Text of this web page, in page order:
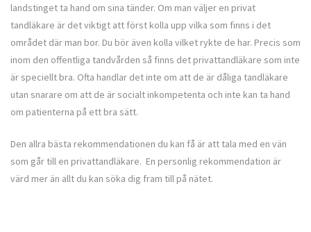
landstinget ta hand om sina tänder. Om man väljer en privat
tandläkare är det viktigt att först kolla upp vilka som finns i det
området där man bor. Du bör även kolla vilket rykte de har. Precis som
inom den offentliga tandvården så finns det privattandläkare som inte
är speciellt bra. Ofta handlar det inte om att de är dåliga tandläkare
utan snarare om att de är socialt inkompetenta och inte kan ta hand
om patienterna på ett bra sätt.
Den allra bästa rekommendationen du kan få är att tala med en vän
som går till en privattandläkare. En personlig rekommendation är
värd mer än allt du kan söka dig fram till på nätet.